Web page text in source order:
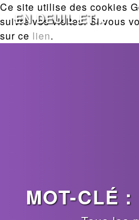
Ce site utilise des cookies
suivre vos visites. Si vous
sur ce lien.
EN DEUIL ET...
MOT-CLÉ